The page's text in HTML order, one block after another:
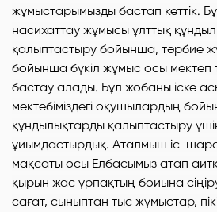
жұмыстарымызды бастап кеттік.
насихаттау жұмысы ұлттық
қалыптастыру бойынша, тәрбие
бойынша бүкіл жұмыс осы мектеп
бастау алады. Бұл жобаны іске
мектебіміздегі оқушылардың
құндылықтарды қалыптастыру
ұйымдастырдық. Аталмыш іс-
мақсаты осы Елбасымыз атап
қырын жас ұрпақтың бойына
сағат, сыныптан тыс жұмыстар,